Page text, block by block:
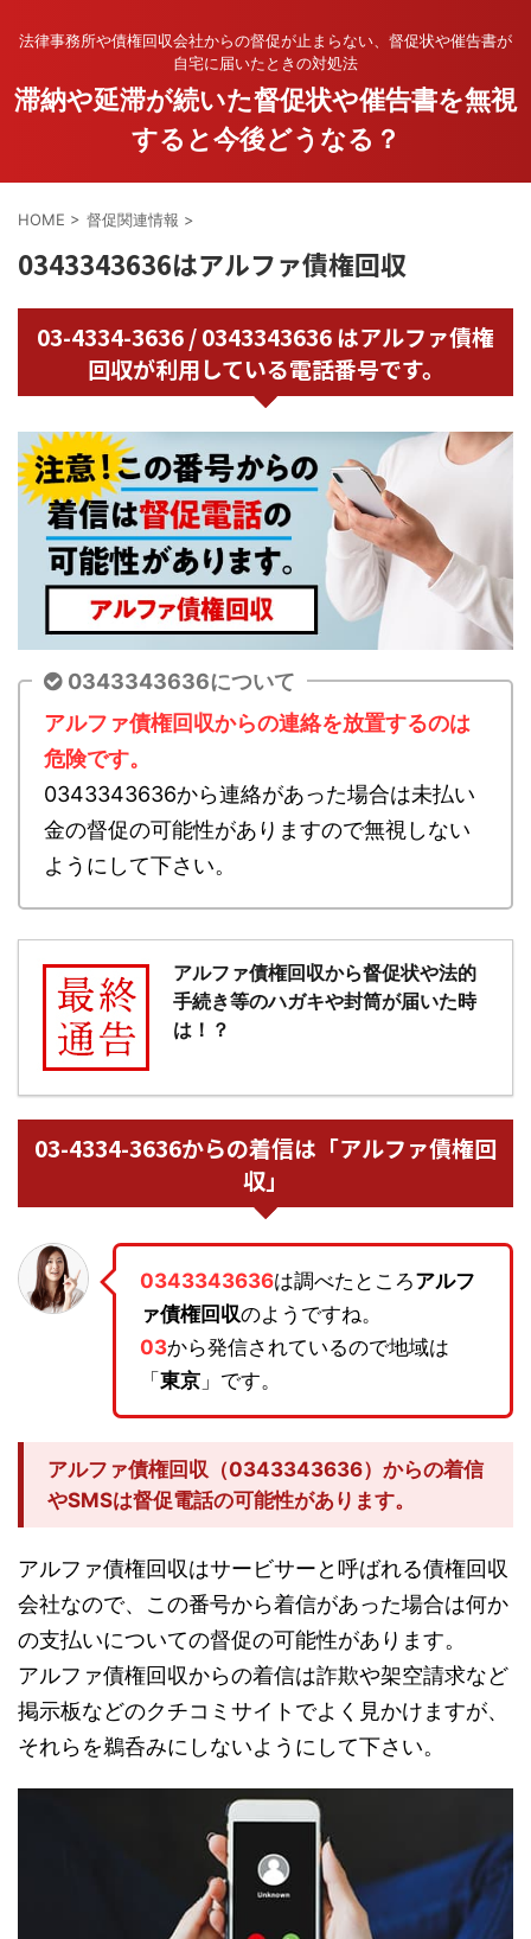
法律事務所や債権回収会社からの督促が止まらない、督促状や催告書が
自宅に届いたときの対処法
滞納や延滞が続いた督促状や催告書を無視
すると今後どうなる？
HOME > 督促関連情報 >
0343343636はアルファ債権回収
03-4334-3636 / 0343343636 はアルファ債権
回収が利用している電話番号です。
0343343636について
アルファ債権回収からの連絡を放置するのは
危険です。
0343343636から連絡があった場合は未払い
金の督促の可能性がありますので無視しない
ようにして下さい。
アルファ債権回収から督促状や法的
手続き等のハガキや封筒が届いた時
は！？
03-4334-3636からの着信は「アルファ債権回
収」
0343343636は調べたところアルフ
ァ債権回収のようですね。
03から発信されているので地域は
「 東京 」です。
アルファ債権回収（0343343636）からの着信
やSMSは督促電話の可能性があります。
アルファ債権回収はサービサーと呼ばれる債権回収
会社なので、この番号から着信があった場合は何か
の支払いについての督促の可能性があります。
アルファ債権回収からの着信は詐欺や架空請求など
掲示板などのクチコミサイトでよく見かけますが、
それらを鵜呑みにしないようにして下さい。